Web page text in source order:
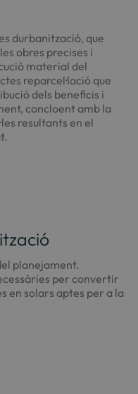
durbanització, que
obres precises i
material del
reparcel·lació que
dels beneficis i
concloent amb la
resultants en el
planejament.
per convertir
en solars aptes per a la